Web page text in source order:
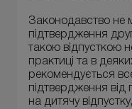
Законодавство не
підтвердження
такою відпусткою
практиці та в
рекомендується
підтвердження від
на дитячу